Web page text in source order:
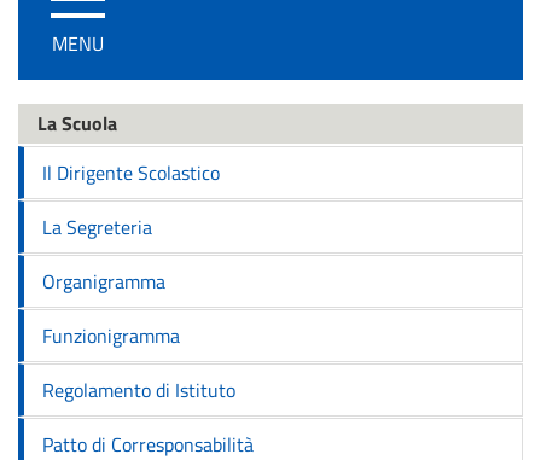
/
disattiva
navigazione
MENU
La Scuola
Il Dirigente Scolastico
La Segreteria
Organigramma
Funzionigramma
Regolamento di Istituto
Patto di Corresponsabilità